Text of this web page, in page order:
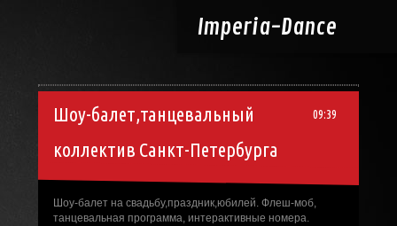
Imperia-Dance
09:39
Шоу-балет,танцевальный
коллектив Санкт-Петербурга
Шоу-балет на свадьбу,праздник,юбилей. Флеш-моб,
танцевальная программа, интерактивные номера.